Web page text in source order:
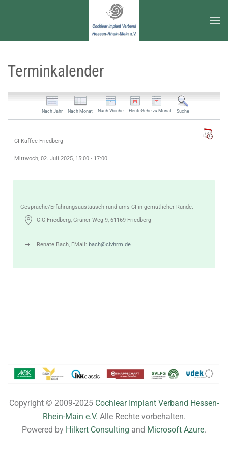
Zum Hauptinhalt springen
Terminkalender
Nach Jahr Nach Monat Nach Woche HeuteGehe zu Monat Suche
CI-Kaffee-Friedberg
Mittwoch, 02. Juli 2025, 15:00 - 17:00
Gespräche/Erfahrungsaustausch rund ums CI in gemütlicher Runde.
CIC Friedberg, Grüner Weg 9, 61169 Friedberg
Renate Bach, EMail: bach@civhrm.de
Copyright © 2009-2025 Cochlear Implant Verband Hessen-
Rhein-Main e.V. Alle Rechte vorbehalten.
Powered by Hilkert Consulting and Microsoft Azure.